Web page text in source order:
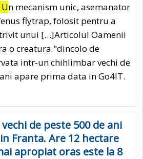
n mecanism unic, asemanator
flytrap, folosit pentru a
unui […]Articolul Oamenii
o creatura "dincolo de
intr-un chihlimbar vechi de
apare prima data in Go4IT.
de peste 500 de ani
Franta. Are 12 hectare
apropiat oras este la 8